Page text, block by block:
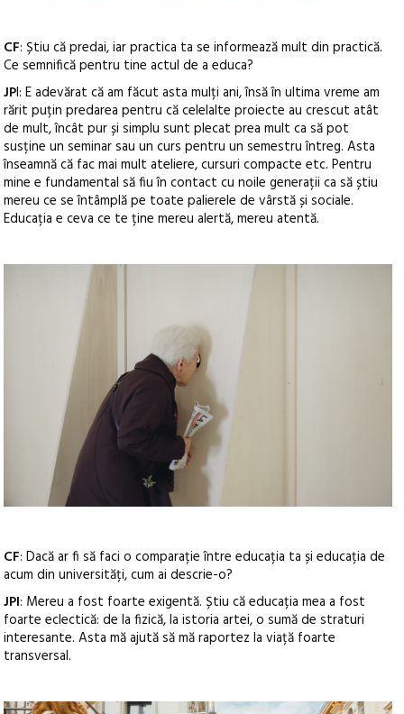
CF: Știu că predai, iar practica ta se informează mult din practică.
Ce semnifică pentru tine actul de a educa?
JPI: E adevărat că am făcut asta mulți ani, însă în ultima vreme am
rărit puțin predarea pentru că celelalte proiecte au crescut atât
de mult, încât pur și simplu sunt plecat prea mult ca să pot
susține un seminar sau un curs pentru un semestru întreg. Asta
înseamnă că fac mai mult ateliere, cursuri compacte etc. Pentru
mine e fundamental să fiu în contact cu noile generații ca să știu
mereu ce se întâmplă pe toate palierele de vârstă și sociale.
Educația e ceva ce te ține mereu alertă, mereu atentă.
CF: Dacă ar fi să faci o comparație între educația ta și educația de
acum din universități, cum ai descrie-o?
JPI: Mereu a fost foarte exigentă. Știu că educația mea a fost
foarte eclectică: de la fizică, la istoria artei, o sumă de straturi
interesante. Asta mă ajută să mă raportez la viață foarte
transversal.